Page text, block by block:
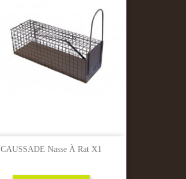
CAUSSADE Nasse À Rat X1